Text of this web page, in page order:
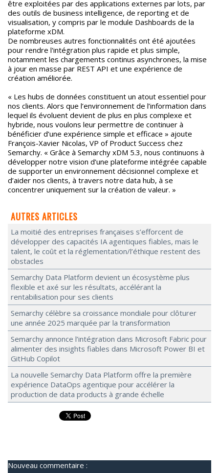
être exploitées par des applications externes par lots, par
des outils de business intelligence, de reporting et de
visualisation, y compris par le module Dashboards de la
plateforme xDM.
De nombreuses autres fonctionnalités ont été ajoutées
pour rendre l'intégration plus rapide et plus simple,
notamment les chargements continus asynchrones, la mise
à jour en masse par REST API et une expérience de
création améliorée.
« Les hubs de données constituent un atout essentiel pour
nos clients. Alors que l’environnement de l’information dans
lequel ils évoluent devient de plus en plus complexe et
hybride, nous voulons leur permettre de continuer à
bénéficier d’une expérience simple et efficace » ajoute
François-Xavier Nicolas, VP of Product Success chez
Semarchy. « Grâce à Semarchy xDM 5.3, nous continuons à
développer notre vision d’une plateforme intégrée capable
de supporter un environnement décisionnel complexe et
d’aider nos clients, à travers notre data hub, à se
concentrer uniquement sur la création de valeur. »
AUTRES ARTICLES
La moitié des entreprises françaises s’efforcent de
développer des capacités IA agentiques fiables, mais le
talent, le coût et la réglementation/l’éthique restent des
obstacles
Semarchy Data Platform devient un écosystème plus
flexible et axé sur les résultats, accélérant la
rentabilisation pour ses clients
Semarchy célèbre sa croissance mondiale pour clôturer
une année 2025 marquée par la transformation
Semarchy annonce l’intégration dans Microsoft Fabric pour
alimenter des insights fiables dans Microsoft Power BI et
GitHub Copilot
La nouvelle Semarchy Data Platform offre la première
expérience DataOps agentique pour accélérer la
production de data products à grande échelle
Nouveau commentaire :